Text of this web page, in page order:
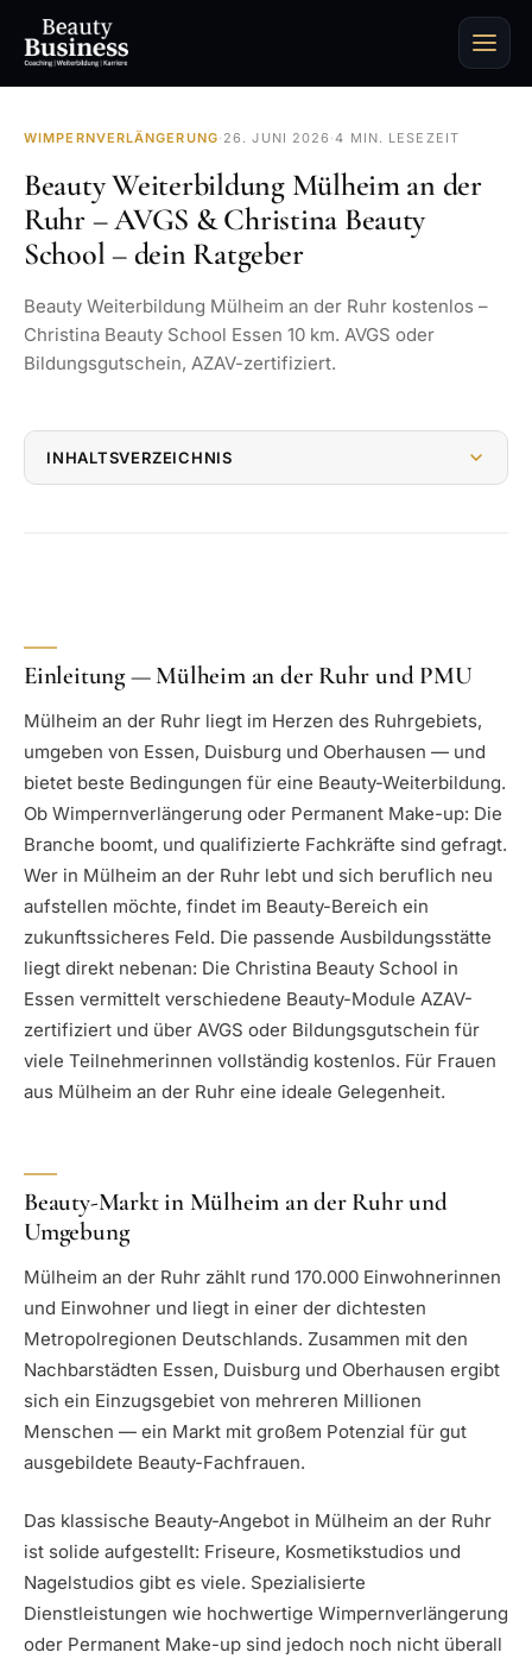
WIMPERNVERLÄNGERUNG· 26. JUNI 2026 ·4 MIN. LESEZEIT
Beauty Weiterbildung Mülheim an der
Ruhr – AVGS & Christina Beauty
School – dein Ratgeber
Beauty Weiterbildung Mülheim an der Ruhr kostenlos –
Christina Beauty School Essen 10 km. AVGS oder
Bildungsgutschein, AZAV-zertifiziert.
INHALTSVERZEICHNIS
Einleitung — Mülheim an der Ruhr und PMU
Mülheim an der Ruhr liegt im Herzen des Ruhrgebiets,
umgeben von Essen, Duisburg und Oberhausen — und
bietet beste Bedingungen für eine Beauty-Weiterbildung.
Ob Wimpernverlängerung oder Permanent Make-up: Die
Branche boomt, und qualifizierte Fachkräfte sind gefragt.
Wer in Mülheim an der Ruhr lebt und sich beruflich neu
aufstellen möchte, findet im Beauty-Bereich ein
zukunftssicheres Feld. Die passende Ausbildungsstätte
liegt direkt nebenan: Die Christina Beauty School in
Essen vermittelt verschiedene Beauty-Module AZAV-
zertifiziert und über AVGS oder Bildungsgutschein für
viele Teilnehmerinnen vollständig kostenlos. Für Frauen
aus Mülheim an der Ruhr eine ideale Gelegenheit.
Beauty-Markt in Mülheim an der Ruhr und
Umgebung
Mülheim an der Ruhr zählt rund 170.000 Einwohnerinnen
und Einwohner und liegt in einer der dichtesten
Metropolregionen Deutschlands. Zusammen mit den
Nachbarstädten Essen, Duisburg und Oberhausen ergibt
sich ein Einzugsgebiet von mehreren Millionen
Menschen — ein Markt mit großem Potenzial für gut
ausgebildete Beauty-Fachfrauen.
Das klassische Beauty-Angebot in Mülheim an der Ruhr
ist solide aufgestellt: Friseure, Kosmetikstudios und
Nagelstudios gibt es viele. Spezialisierte
Dienstleistungen wie hochwertige Wimpernverlängerung
oder Permanent Make-up sind jedoch noch nicht überall